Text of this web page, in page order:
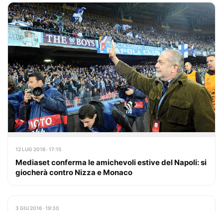
12 LUG 2016 · 17:15
Mediaset conferma le amichevoli estive del Napoli: si
giocherà contro Nizza e Monaco
3 GIU 2016 · 19:30